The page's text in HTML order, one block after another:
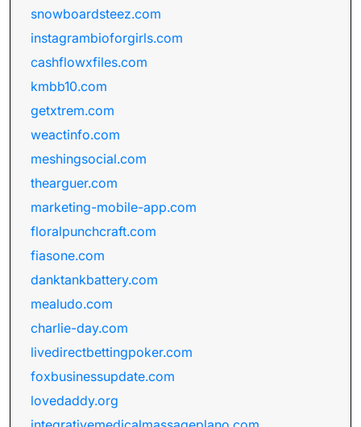
snowboardsteez.com
instagrambioforgirls.com
cashflowxfiles.com
kmbb10.com
getxtrem.com
weactinfo.com
meshingsocial.com
thearguer.com
marketing-mobile-app.com
floralpunchcraft.com
fiasone.com
danktankbattery.com
mealudo.com
charlie-day.com
livedirectbettingpoker.com
foxbusinessupdate.com
lovedaddy.org